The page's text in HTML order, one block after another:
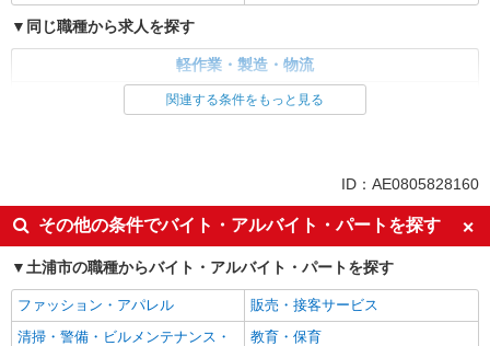
同じ職種から求人を探す
軽作業・製造・物流
入出庫・商品管理・検品・検査
土日祝休み
車通勤OK
交通費支給
社会保険あり
関連する条件をもっと見る
ID：AE0805828160
その他の条件でバイト・アルバイト・パートを探す
土浦市の職種からバイト・アルバイト・パートを探す
ファッション・アパレル
販売・接客サービス
清掃・警備・ビルメンテナンス・
教育・保育